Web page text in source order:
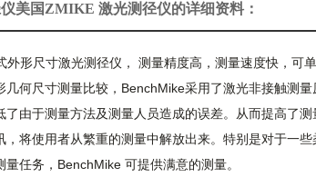
美国ZMIKE 激光测径仪的详细资料：
外形尺寸激光测径仪 ， 测量精度高，测量速度快，可
几何尺寸测量比较，BenchMike采用了激光非接触测
了由于测量方法及测量人员造成的误差。从而提高了
，将使用者从繁重的测量中解放出来。特别是对于一
量任务，BenchMike 可提供满意的测量。